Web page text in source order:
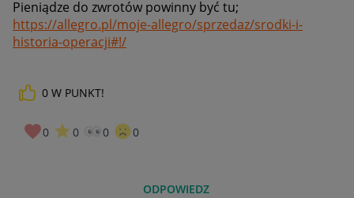
Pieniądze do zwrotów powinny być tu;
https://allegro.pl/moje-allegro/sprzedaz/srodki-i-
historia-operacji#!/
0 W PUNKT!
0 0 0 0
ODPOWIEDZ